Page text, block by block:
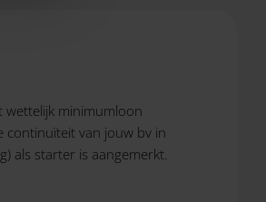
wettelijk minimumloon
continuïteit van jouw bv in
als starter is aangemerkt.